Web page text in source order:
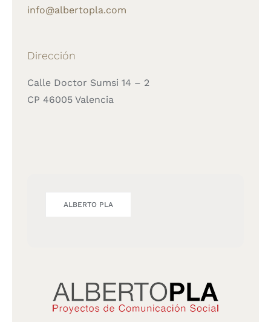
info@albertopla.com
Dirección
Calle Doctor Sumsi 14 – 2
CP 46005 Valencia
ALBERTO PLA